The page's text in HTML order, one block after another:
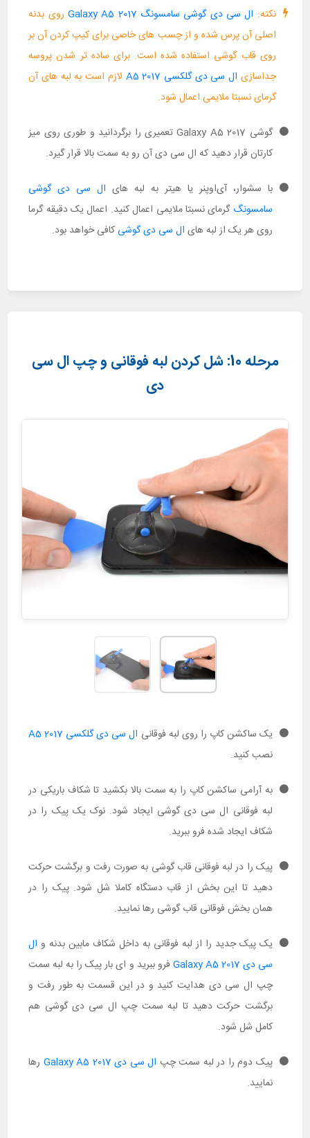
نکته: ال سی دی گوشی سامسونگ Galaxy A5 2017
روی بدنه
اصلی آن پرس شده و از چسب های خاصی برای کیپ کردن آن بر
روی قاب گوشی استفاده شده است. برای ساده تر شدن پروسه
جداسازی ال سی دی گلکسی A5 2017
لازم است به لبه های آن
گرمای نسبتا ملایمی اعمال شود.
گوشی Galaxy A5 2017 تعمیری را برگردانید و طوری روی میز
کارتان قرار دهید که ال سی دی آن رو به سمت بالا قرار گیرد.
با سشوار، آی‌اوپنر یا هیتر به لبه های ال سی دی گوشی
سامسونگ گرمای نسبتا ملایمی اعمال کنید. اعمال یک دقیقه گرما
روی هر یک از لبه های ال سی دی گوشی کافی خواهد بود.
مرحله 10: شل کردن لبه فوقانی و چپ ال سی
دی
یک ساکشن کاپ را روی لبه فوقانی ال سی دی گلکسی A5 2017
نصب کنید.
به آرامی ساکشن کاپ را به سمت بالا بکشید تا شکاف باریکی در
لبه فوقانی ال سی دی گوشی ایجاد شود. نوک یک پیک را در
شکاف ایجاد شده فرو ببرید.
پیک را در لبه فوقانی قاب گوشی به صورت رفت و برگشت حرکت
دهید تا این بخش از قاب دستگاه کاملا شل شود. پیک را در
همان بخش فوقانی قاب گوشی رها نمایید.
یک پیک جدید را از لبه فوقانی به داخل شکاف مابین بدنه وال
سی دی Galaxy A5 2017
فرو ببرید و ای بار پیک را به لبه سمت
چپ ال سی دی هدایت کنید و در این قسمت به طور رفت و
برگشت حرکت دهید تا لبه سمت چپ ال سی دی گوشی هم
کامل شل شود.
پیک دوم را در لبه سمت چپ ال سی دی Galaxy A5 2017
رها
نمایید.